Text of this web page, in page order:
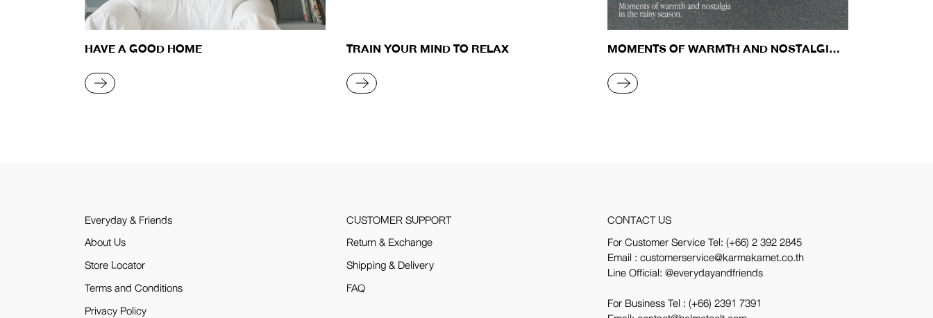
HAVE A GOOD HOME
READ MORE
TRAIN YOUR MIND TO RELAX
READ MORE
MOMENTS OF WARMTH AND NOSTALGIA
READ MORE
Everyday & Friends
About Us
Store Locator
Terms and Conditions
Privacy Policy
CUSTOMER SUPPORT
Return & Exchange
Shipping & Delivery
FAQ
CONTACT US
For Customer Service Tel:(+66) 2 392 2845
Email : customerservice@karmakamet.co.th
Line Official:@everydayandfriends
For Business Tel :(+66) 2391 7391